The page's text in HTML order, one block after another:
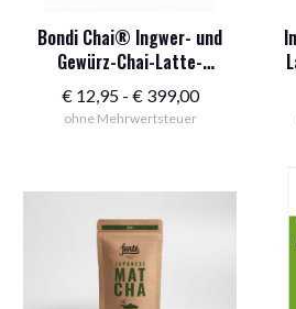
Bondi Chai® Ingwer- und
Gewürz-Chai-Latte-
Mischung
€12,95 - €399,00Preisspanne:
ohne Mehrwertsteuer